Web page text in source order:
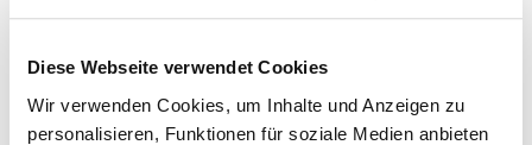
Diese Webseite verwendet Cookies
Wir verwenden Cookies, um Inhalte und Anzeigen zu
personalisieren, Funktionen für soziale Medien anbieten
neue Maßstäbe setzt. Sie ist im Durchschnitt 48 %
Türenhersteller – und überzeugt durch ihre
Alltagstauglichkeit auf ganzer Linie.